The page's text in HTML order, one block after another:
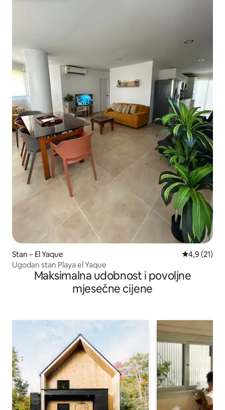
Stan – El Yaque Prosječna
4,9 (21)
Ugodan stan Playa el Yaque
Maksimalna udobnost i povoljne
mjesečne cijene